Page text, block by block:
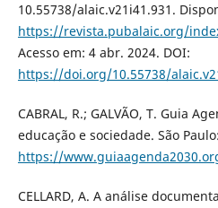
10.55738/alaic.v21i41.931.
https://revista.pubalaic.org/
Acesso em: 4 abr. 2024. DOI:
https://doi.org/10.55738/
CABRAL, R.; GALVÃO, T. Guia
educação e sociedade. São
https://
CELLARD, A. A análise